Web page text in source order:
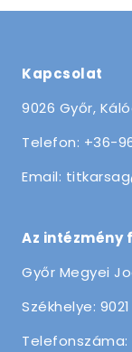
Kapcsolat
9026 Győr,
Telefon: +36-
Email:
Az
Győr Megyei
Székhelye: